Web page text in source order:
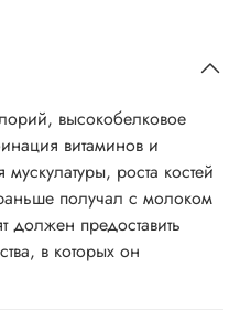
высокобелковое
витаминов и
роста костей
получал с молоком
должен предоставить
в которых он